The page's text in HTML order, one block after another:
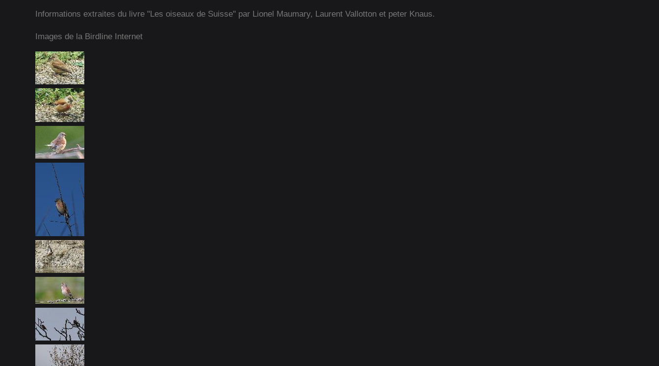
Informations extraites du livre "Les oiseaux de Suisse" par Lionel Maumary, Laurent Vallotton et peter Knaus.
Images de la Birdline Internet